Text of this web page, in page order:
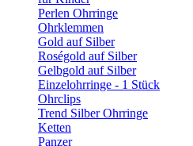
Perlen Ohrringe
Ohrklemmen
Gold auf Silber
Roségold auf Silber
Gelbgold auf Silber
Einzelohrringe - 1 Stück
Ohrclips
Trend Silber Ohrringe
Ketten
Panzer